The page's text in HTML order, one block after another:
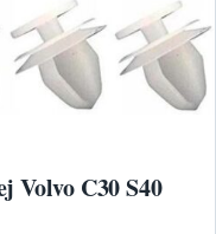
Volvo C30 S40